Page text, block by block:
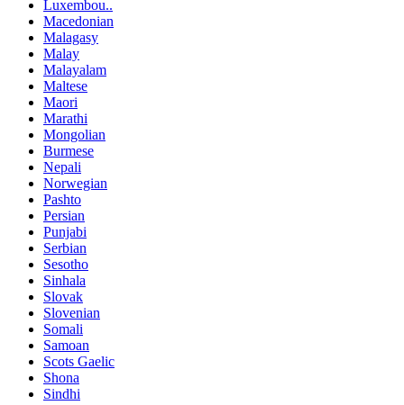
Luxembou..
Macedonian
Malagasy
Malay
Malayalam
Maltese
Maori
Marathi
Mongolian
Burmese
Nepali
Norwegian
Pashto
Persian
Punjabi
Serbian
Sesotho
Sinhala
Slovak
Slovenian
Somali
Samoan
Scots Gaelic
Shona
Sindhi